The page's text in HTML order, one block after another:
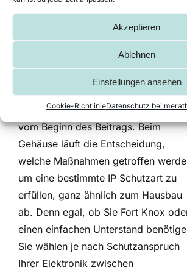
Akzeptieren
Ablehnen
Einstellungen ansehen
Cookie-RichtlinieDatenschutz bei
gewünschten IP
Schutzgrad zu
erreichen
Denken wir zurück an das Beispiel
vom Beginn des Beitrags. Beim
Gehäuse läuft die Entscheidung,
welche Maßnahmen getroffen
um eine bestimmte IP Schutzart zu
erfüllen, ganz ähnlich zum Hausbau
ab. Denn egal, ob Sie Fort Knox
einen einfachen Unterstand
Sie wählen je nach Schutzanspruch
Ihrer Elektronik zwischen